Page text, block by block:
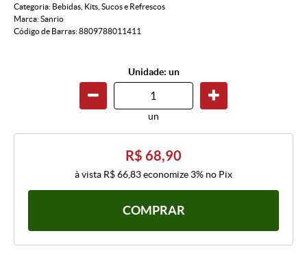
Categoria: Bebidas Kits Sucos e Refrescos
Marca:Sanrio
Código de Barras:8809788011411
Unidade: un
un
R$ 68,90
à vista R$ 66,83economize 3% no Pix
COMPRAR